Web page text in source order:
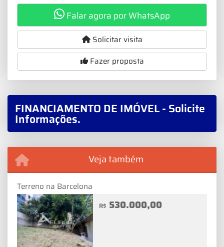
Falar agora por WhatsApp
Solicitar visita
Fazer proposta
FINANCIAMENTO DE IMÓVEL - Solicite
Informações.
Veja também
Terreno na Barcelona
R$ 530.000,00